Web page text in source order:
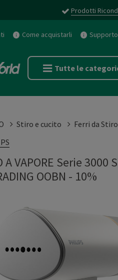
Prodotti
Come acquistarli
Tutte le
Stiro e cucito
Ferri da
A VAPORE Serie 3000
OOBN - 10%